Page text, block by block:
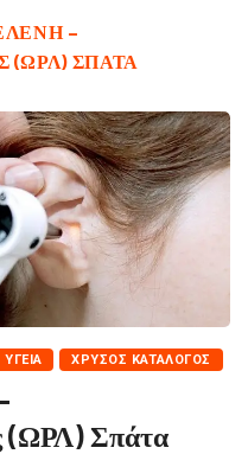
–
(ΩΡΛ) ΣΠΆΤΑ
ΥΓΕΊΑ ΧΡΥΣΌΣ ΚΑΤΆΛΟΓΟΣ
(ΩΡΛ) Σπάτα